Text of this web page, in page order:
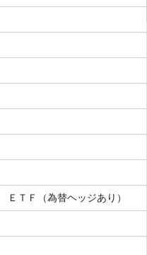
ＴＦ（為替ヘッジあり）